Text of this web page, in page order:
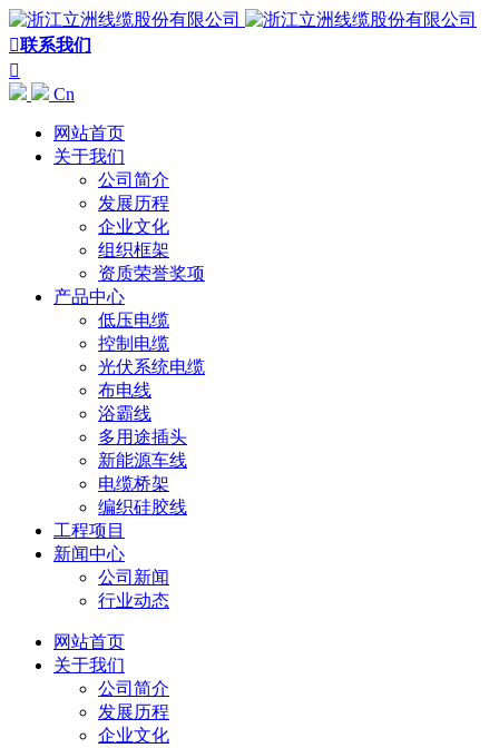
联系我们

Cn
网站首页
关于我们
公司简介
发展历程
企业文化
组织框架
资质荣誉奖项
产品中心
低压电缆
控制电缆
光伏系统电缆
布电线
浴霸线
多用途插头
新能源车线
电缆桥架
编织硅胶线
工程项目
新闻中心
公司新闻
行业动态
网站首页
关于我们
公司简介
发展历程
企业文化